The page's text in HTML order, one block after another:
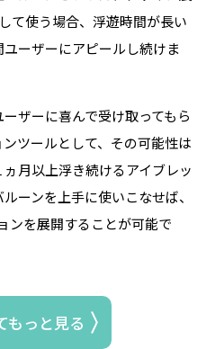
て使う場合、浮遊時間が長い
ーザーにアピールし続けま
ザーに喜んで受け取ってもら
ツールとして、その可能性は
月以上浮き続けるアイブレッ
ーンを上手に使いこなせば、
ンを展開することが可能で
もっと見る